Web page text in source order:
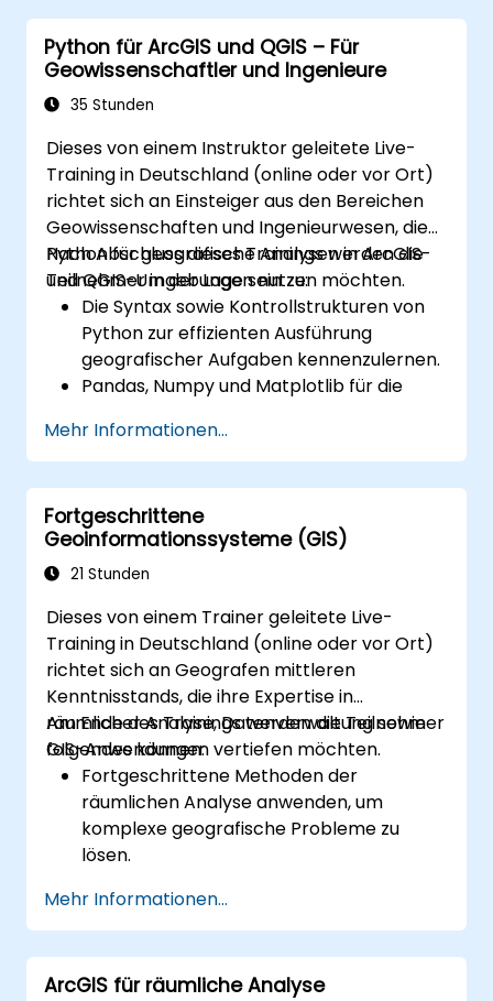
durchzuführen.
Karten sowie Visualisierungen zu
erzeugen.
Python für ArcGIS und QGIS – Für
Geowissenschaftler und Ingenieure
35 Stunden
Dieses von einem Instruktor geleitete Live-
Training in Deutschland (online oder vor Ort)
richtet sich an Einsteiger aus den Bereichen
Geowissenschaften und Ingenieurwesen, die
Python für geografische Analysen in ArcGIS-
und QGIS-Umgebungen nutzen möchten.
Nach Abschluss dieses Trainings werden die
Teilnehmer in der Lage sein zu:
Die Syntax sowie Kontrollstrukturen von
Python zur effizienten Ausführung
geografischer Aufgaben kennenzulernen.
Pandas, Numpy und Matplotlib für die
Anwendungen einzusetzen.
Vektor-Daten mithilfe der Bibliotheken
Geopandas, Arcpy und PyQGIS zu
verarbeiten und auszuwerten.
Geografische Prozesse sowie
Arbeitsabläufe durch Python-Skripte in
Individuelle, pythonbasierte
Geoverarbeitungswerkzeuge für ArcGIS
und QGIS zu entwickeln, um Aufgaben zu
vereinfachen.
Mehr Informationen...
Fortgeschrittene
Geoinformationssysteme (GIS)
21 Stunden
Dieses von einem Trainer geleitete Live-
Training in Deutschland (online oder vor Ort)
richtet sich an Geografen mittleren
Kenntnisstands, die ihre Expertise in
räumlicher Analyse, Datenverwaltung sowie
GIS-Anwendungen vertiefen möchten.
Am Ende des Trainings werden die Teilnehmer
folgendes können:
Fortgeschrittene Methoden der
räumlichen Analyse anwenden, um
komplexe geografische Probleme zu
lösen.
Maßnahmen zur Datenqualitätssicherung
durchführen.
Dynamische und interaktive Karten sowie
Visualisierungen für verschiedene Zwecke
Mehr Informationen...
ArcGIS für räumliche Analyse